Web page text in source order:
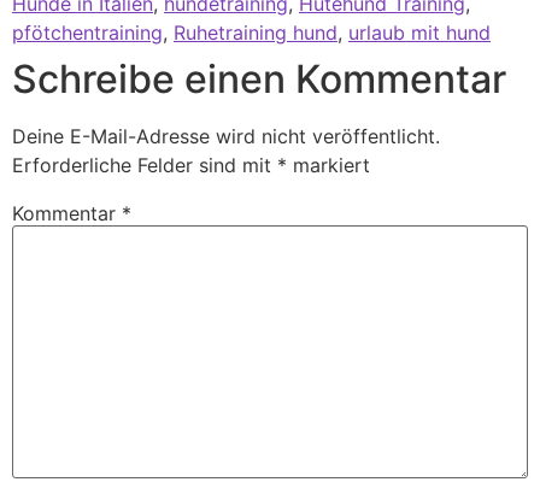
pfötchentraining, Ruhetraining hund, urlaub mit hund
Schreibe einen Kommentar
Deine E-Mail-Adresse wird nicht veröffentlicht.
Erforderliche Felder sind mit * markiert
Kommentar *